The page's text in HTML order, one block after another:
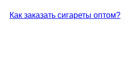
Как заказать сигареты оптом?